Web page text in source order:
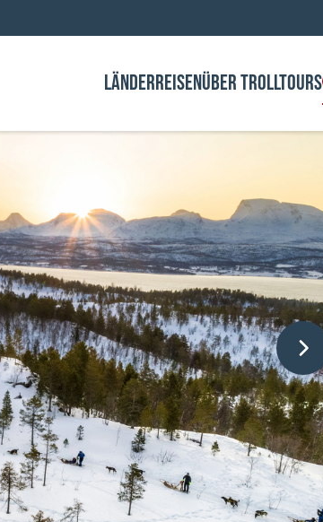
LÄNDERREISENÜBER TROLLTOURS